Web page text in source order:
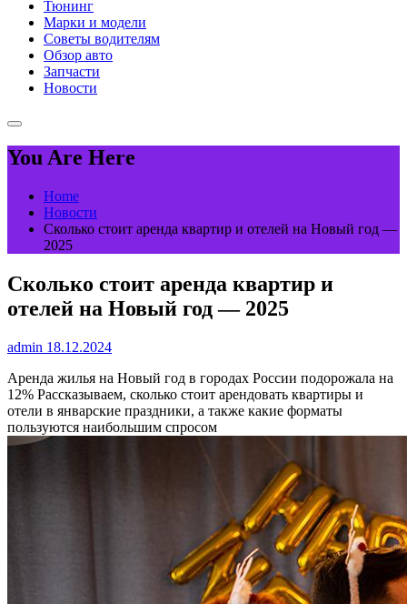
Тюнинг
Марки и модели
Советы водителям
Обзор авто
Запчасти
Новости
You Are Here
Home
Новости
Сколько стоит аренда квартир и отелей на Новый год —
2025
Сколько стоит аренда квартир и
отелей на Новый год — 2025
admin 18.12.2024
Аренда жилья на Новый год в городах России подорожала на
12% Рассказываем, сколько стоит арендовать квартиры и
отели в январские праздники, а также какие форматы
пользуются наибольшим спросом